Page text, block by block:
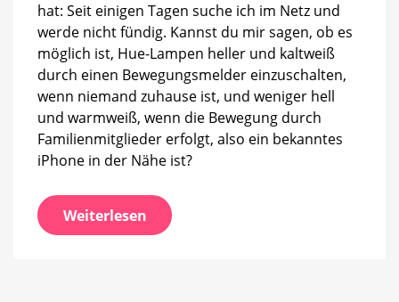
hat: Seit einigen Tagen suche ich im Netz und
werde nicht fündig. Kannst du mir sagen, ob es
möglich ist, Hue-Lampen heller und kaltweiß
durch einen Bewegungsmelder einzuschalten,
wenn niemand zuhause ist, und weniger hell
und warmweiß, wenn die Bewegung durch
Familienmitglieder erfolgt, also ein bekanntes
iPhone in der Nähe ist?
Weiterlesen